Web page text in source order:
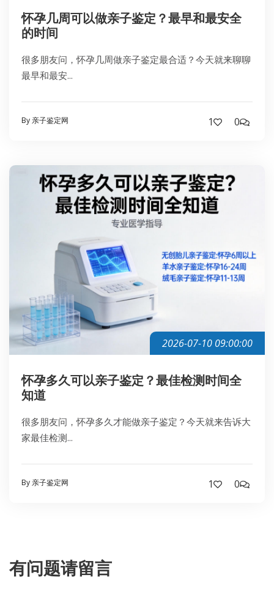
怀孕几周可以做亲子鉴定？最早和最安全
的时间
很多朋友问，怀孕几周做亲子鉴定最合适？今天就来聊聊
最早和最安...
By 亲子鉴定网 1 0
2026-07-10 09:00:00
怀孕多久可以亲子鉴定？最佳检测时间全
知道
很多朋友问，怀孕多久才能做亲子鉴定？今天就来告诉大
家最佳检测...
By 亲子鉴定网 1 0
有问题请留言